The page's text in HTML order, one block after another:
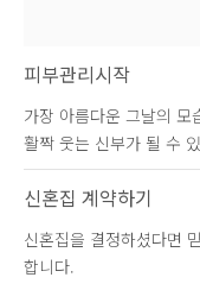
피부관리시작
가장 아름다운 그날의 모
활짝 웃는 신부가 될 수
신혼집 계약하기
신혼집을 결정하셨다면
합니다.